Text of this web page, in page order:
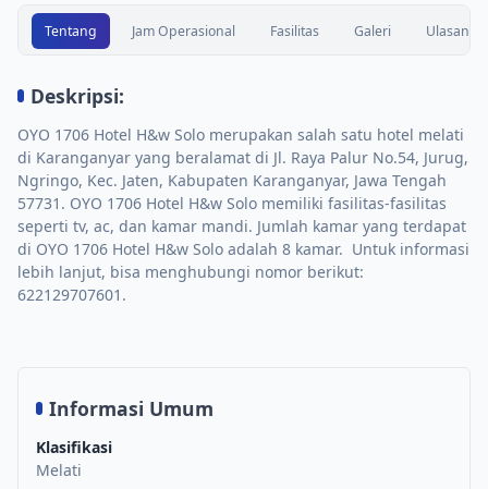
Tentang Jam Operasional Fasilitas Galeri Ulasan
Deskripsi:
OYO 1706 Hotel H&w Solo merupakan salah satu hotel melati
di Karanganyar yang beralamat di Jl. Raya Palur No.54, Jurug,
Ngringo, Kec. Jaten, Kabupaten Karanganyar, Jawa Tengah
57731. OYO 1706 Hotel H&w Solo memiliki fasilitas-fasilitas
seperti tv, ac, dan kamar mandi. Jumlah kamar yang terdapat
di OYO 1706 Hotel H&w Solo adalah 8 kamar. Untuk informasi
lebih lanjut, bisa menghubungi nomor berikut:
622129707601.
Informasi Umum
Klasifikasi
Melati